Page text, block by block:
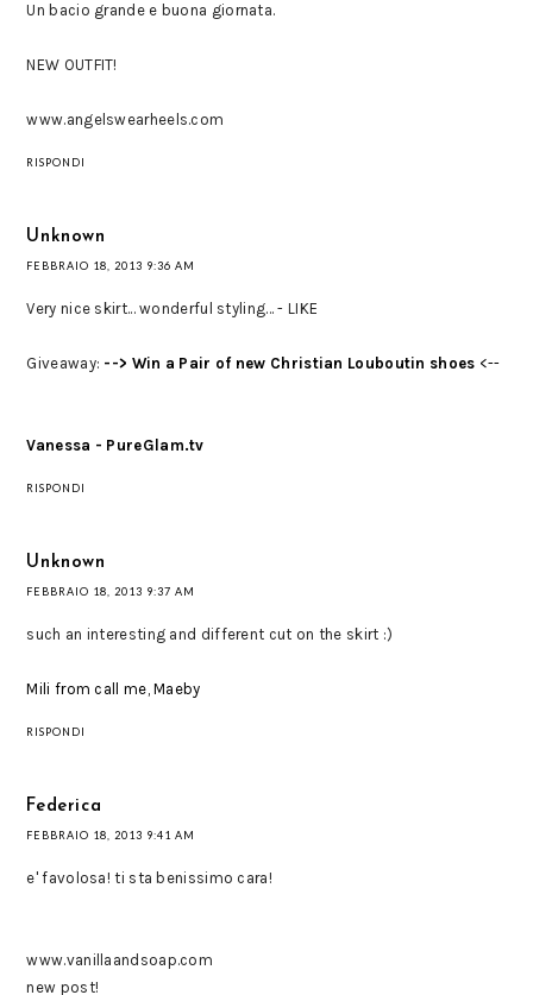
Un bacio grande e buona giornata.
NEW OUTFIT!
www.angelswearheels.com
RISPONDI
Unknown
FEBBRAIO 18, 2013 9:36 AM
Very nice skirt... wonderful styling... - LIKE
Giveaway: --> Win a Pair of new Christian Louboutin shoes <--
Vanessa - PureGlam.tv
RISPONDI
Unknown
FEBBRAIO 18, 2013 9:37 AM
such an interesting and different cut on the skirt :)
Mili from call me, Maeby
RISPONDI
Federica
FEBBRAIO 18, 2013 9:41 AM
e' favolosa! ti sta benissimo cara!
www.vanillaandsoap.com
new post!